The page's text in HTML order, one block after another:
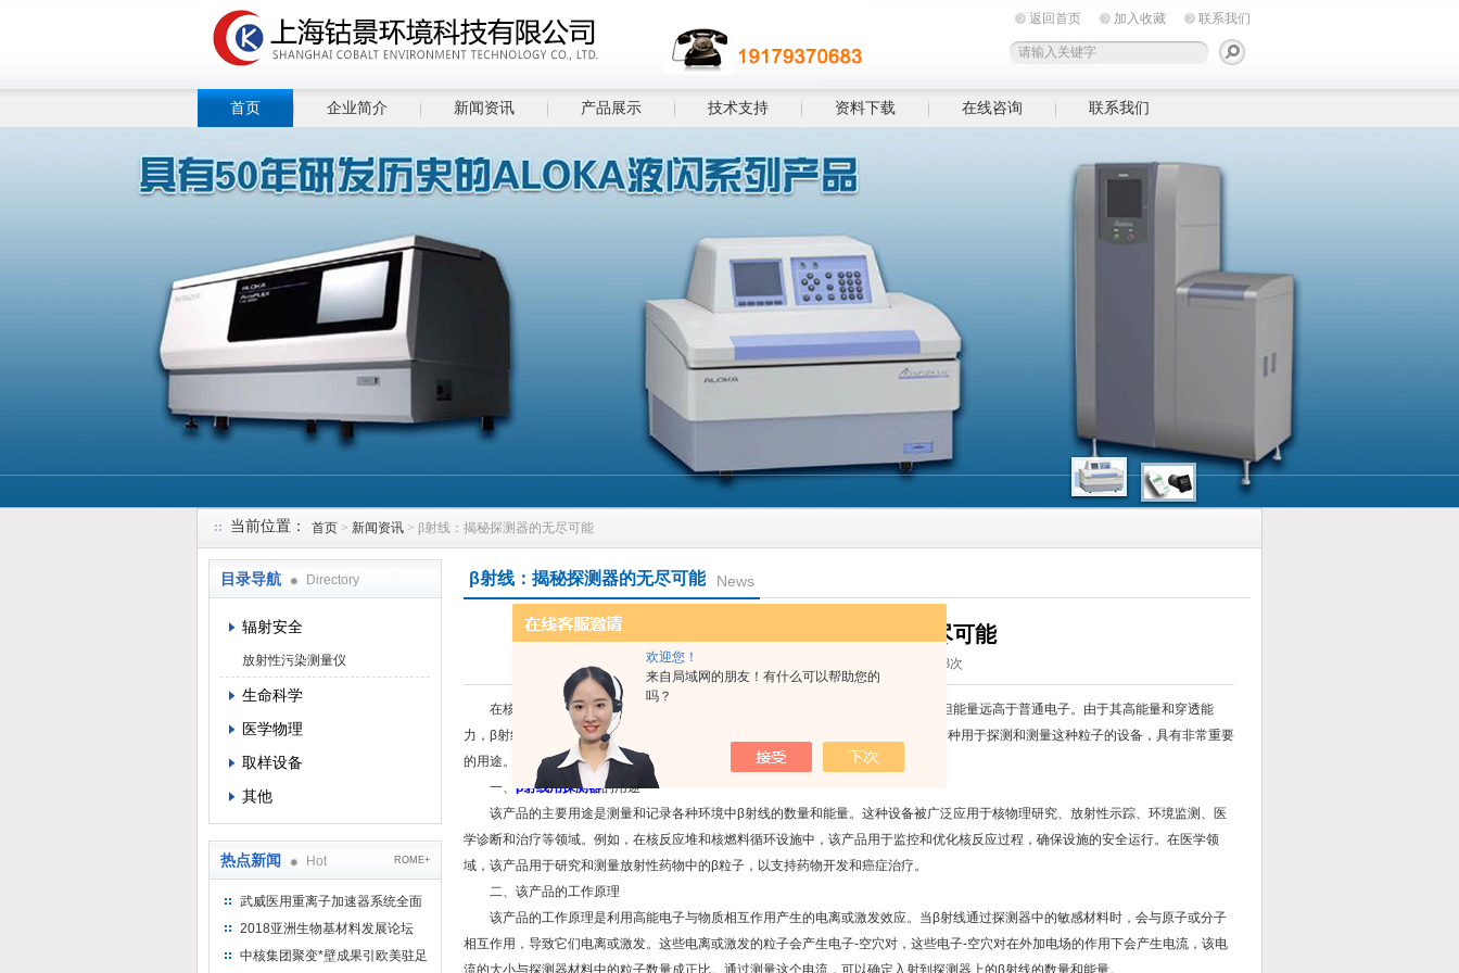
欢迎您！
来自局域网的朋友！有什么可以帮助您的
吗？
返回首页 加入收藏 联系我们
首页 企业简介 新闻资讯 产品展示 技术支持 资料下载 在线咨询 联系我们
当前位置： 首页 > 新闻资讯 > β射线：揭秘探测器的无尽可能
目录导航 Directory
辐射安全
放射性污染测量仪
生命科学
医学物理
取样设备
其他
热点新闻 Hot ROME+
武威医用重离子加速器系统全面
完成检测报告 临床试验正式启动
2018亚洲生物基材料发展论坛
中核集团聚变*壁成果引欧美驻足
β射线：揭秘探测器的无尽可能 News
β射线：揭秘探测器的无尽可能
更新时间：2023-09-22 点击次数：868次
在核物理和放射化学领域，β射线是一种非常重要的粒子，它具有电子的特性，但能量远高于普通电子。由于其高能量和穿透能
力，β射线在许多科学研究和工业应用中发挥着关键作用。其中，β射线用探测器是一种用于探测和测量这种粒子的设备，具有非常重要
的用途。
一、 β射线用探测器的用途
该产品的主要用途是测量和记录各种环境中β射线的数量和能量。这种设备被广泛应用于核物理研究、放射性示踪、环境监测、医
学诊断和治疗等领域。例如，在核反应堆和核燃料循环设施中，该产品用于监控和优化核反应过程，确保设施的安全运行。在医学领
域，该产品用于研究和测量放射性药物中的β粒子，以支持药物开发和癌症治疗。
二、该产品的工作原理
该产品的工作原理是利用高能电子与物质相互作用产生的电离或激发效应。当β射线通过探测器中的敏感材料时，会与原子或分子
相互作用，导致它们电离或激发。这些电离或激发的粒子会产生电子-空穴对，这些电子-空穴对在外加电场的作用下会产生电流，该电
流的大小与探测器材料中的粒子数量成正比。通过测量这个电流，可以确定入射到探测器上的β射线的数量和能量。